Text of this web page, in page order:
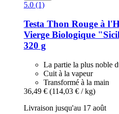
5.0 (1)
Testa Thon Rouge à
Vierge Biologique
320 g
La partie la plus noble
Cuit à la vapeur
Transformé à la main
36,49 € (114,03 € / kg)
Livraison jusqu'au 17 août